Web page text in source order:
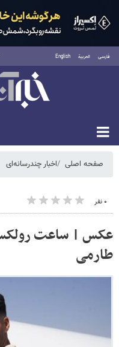
فارسی العربية English
جمعه ۱۶ مرداد ۱۴۰۵
صفحه اصلی اخبار چندرسانه‌ای
۰ نفر
طارمی